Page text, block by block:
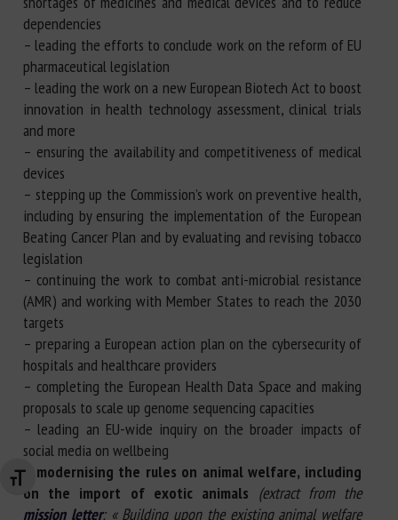
Changer la taille de la police
dependencies
– leading the efforts to conclude work on the reform of EU
pharmaceutical legislation
– leading the work on a new European Biotech Act to boost
innovation in health technology assessment, clinical trials
and more
– ensuring the availability and competitiveness of medical
devices
– stepping up the Commission’s work on preventive health,
including by ensuring the implementation of the European
Beating Cancer Plan and by evaluating and revising tobacco
legislation
– continuing the work to combat anti-microbial resistance
(AMR) and working with Member States to reach the 2030
targets
– preparing a European action plan on the cybersecurity of
hospitals and healthcare providers
– completing the European Health Data Space and making
proposals to scale up genome sequencing capacities
– leading an EU-wide inquiry on the broader impacts of
social media on wellbeing
– modernising the rules on animal welfare, including
on the import of exotic animals (extract from the
mission letter: « Building upon the existing animal welfare